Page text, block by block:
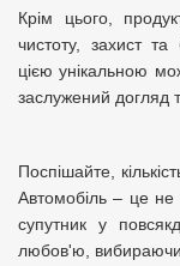
Крім цього,
чистоту, захист
цією унікальною
заслужений догляд
Поспішайте,
Автомобіль – це не
супутник у
любов'ю,